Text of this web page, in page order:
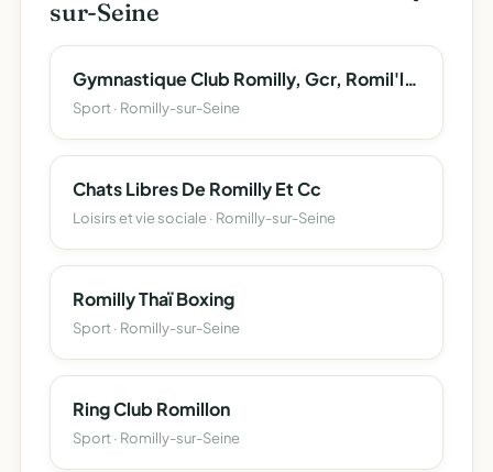
sur-Seine
Gymnastique Club Romilly, Gcr, Romil'lions
Sport · Romilly-sur-Seine
Chats Libres De Romilly Et Cc
Loisirs et vie sociale · Romilly-sur-Seine
Romilly Thaï Boxing
Sport · Romilly-sur-Seine
Ring Club Romillon
Sport · Romilly-sur-Seine